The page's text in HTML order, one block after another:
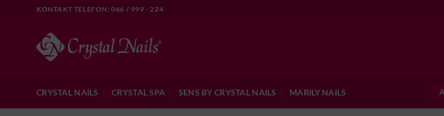
KONTAKT TELEFON: 066 / 999 - 224
CRYSTAL NAILS CRYSTAL SPA SENS BY CRYSTAL NAILS MARILY NAILS